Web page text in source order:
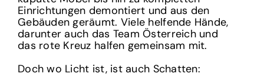
Einrichtungen demontiert und aus den
Gebäuden geräumt. Viele helfende Hände,
darunter auch das Team Österreich und
das rote Kreuz halfen gemeinsam mit.
Doch wo Licht ist, ist auch Schatten: